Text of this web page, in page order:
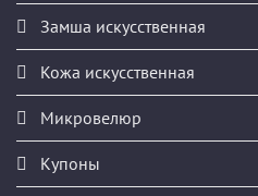
Замша искусственная
Кожа искусственная
Микровелюр
Купоны